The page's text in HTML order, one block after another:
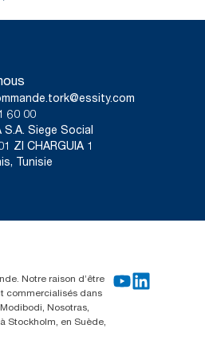
60 00
S.A. Siege Social
ZI CHARGUIA 1
Tunisie
Notre raison d’être
commercialisés dans
Nosotras,
Stockholm, en Suède,